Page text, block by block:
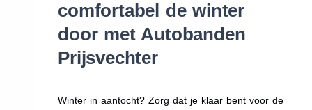
comfortabel de winter
door met Autobanden
Prijsvechter
Winter in aantocht? Zorg dat je klaar bent voor de